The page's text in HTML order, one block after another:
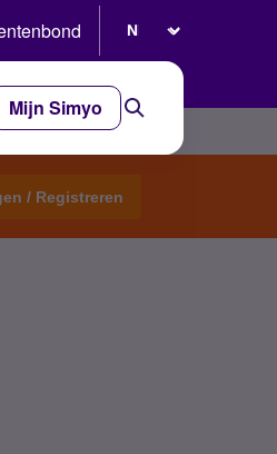
Mijn Simyo
/ Registreren